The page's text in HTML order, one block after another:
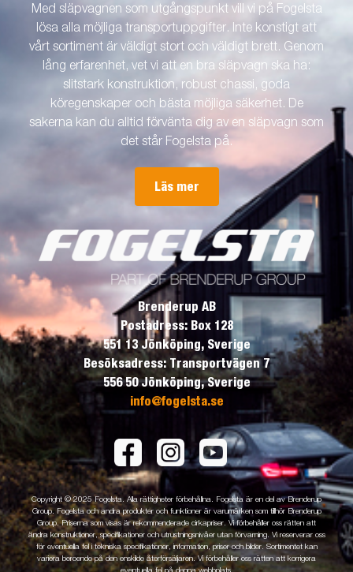
Med släpvagnen som utgångspunkt vill vi på Fogelsta
lösa alla möjliga transportuppgifter. Inte konstigt att
vårt sortiment är väldigt stort och väldigt brett. Genom
lång erfarenhet, vet vi att en bra släpvagn ska ha:
slitstark konstruktion, robust chassi, goda
köregenskaper och bästa möjliga säkerhet. De
sakerna kan du alltid förvänta dig av en släpvagn som
det står Fogelsta på.
Läs mer
Brenderup AB
Postadress: Box 128
551 13 Jönköping, Sverige
Besöksadress: Transportvägen 7
556 50 Jönköping, Sverige
info@fogelsta.se
Copyright © 2025 Fogelsta. Alla rättigheter förbehållna. Fogelsta är en del av Brenderup
Group. Fogelsta och andra produkter och funktioner är varumärken som tillhör Brenderup
Group. Priserna som visas är rekommenderade cirkapriser. Vi förbehåller oss rätten att
ändra konstruktioner, specifikationer och utrustningsnivåer utan förvarning. Vi reserverar oss
för eventuella fel i tekniska specifikationer, information, priser och bilder. Sortimentet kan
variera beroende på den enskilde återförsäljaren. Vi förbehåller oss rätten att korrigera